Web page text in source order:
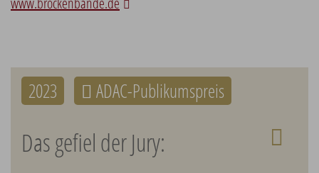
2023 ADAC-Publikumspreis
Das gefiel der Jury: